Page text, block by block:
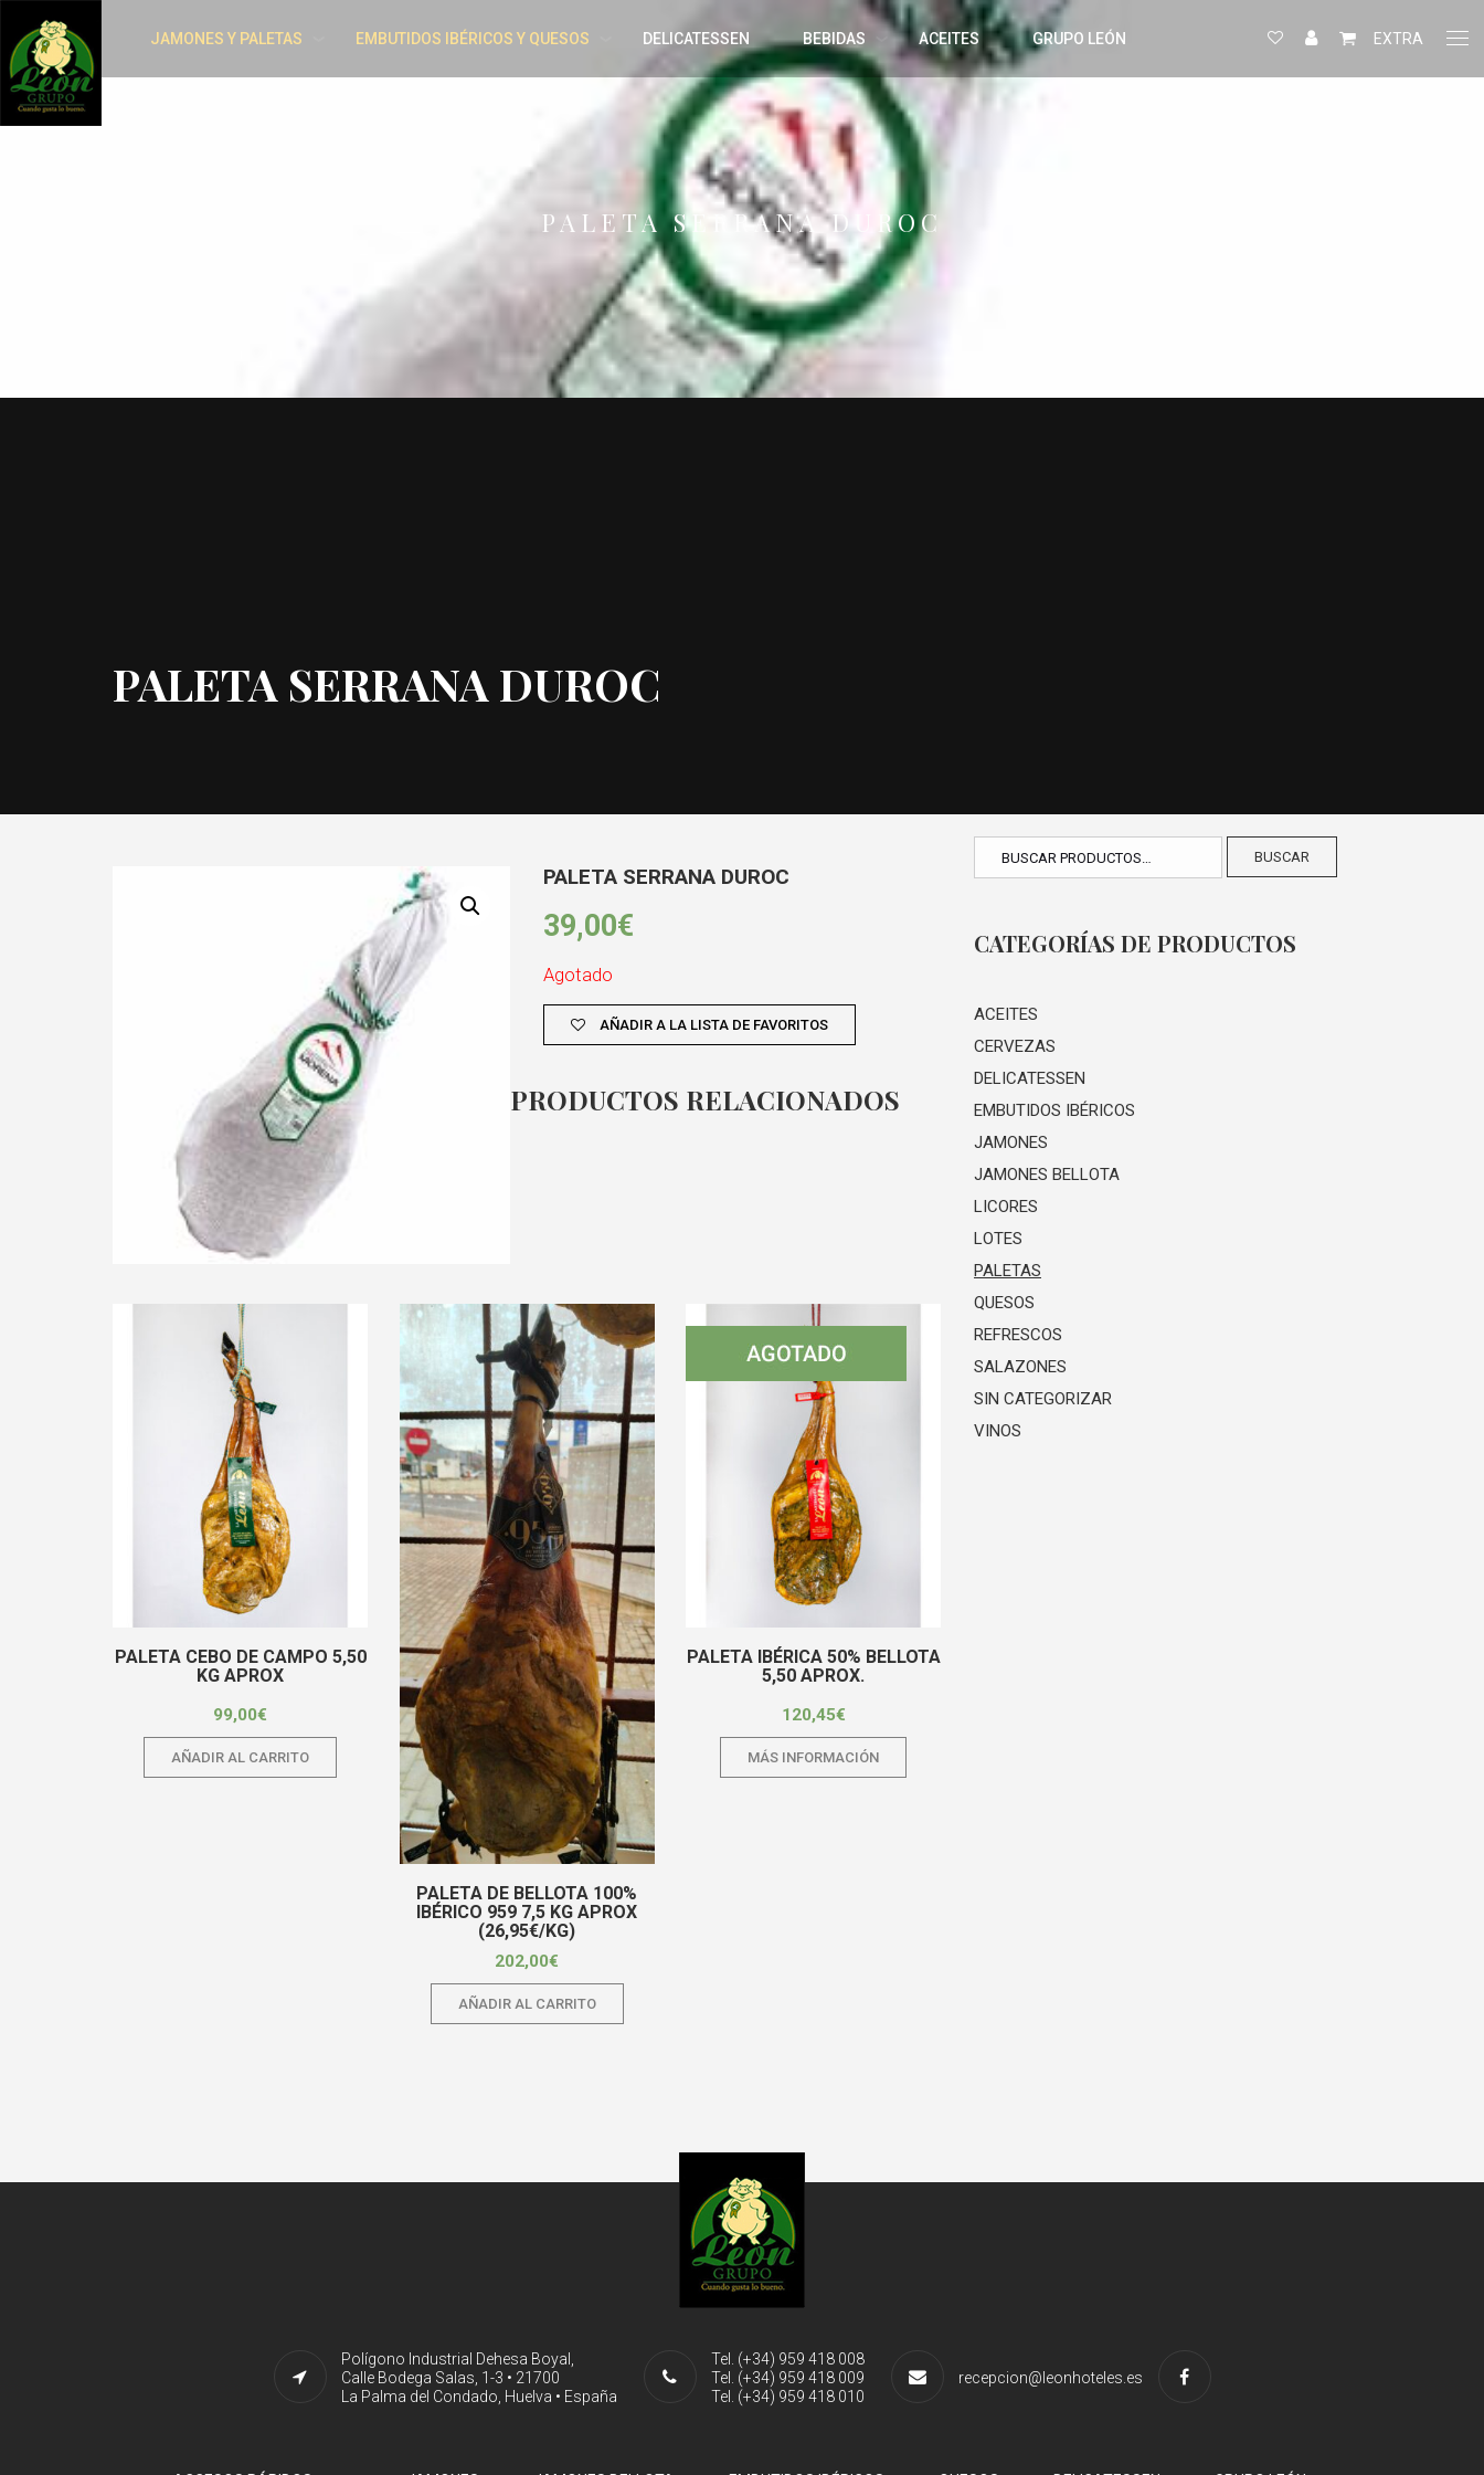
JAMONES Y PALETAS EMBUTIDOS IBÉRICOS Y QUESOS DELICATESSEN BEBIDAS ACEITES GRUPO LEÓN EXTRA
PALETA SERRANA DUROC
PALETA SERRANA DUROC
PALETA SERRANA DUROC
39,00€
Agotado
AÑADIR A LA LISTA DE FAVORITOS
PRODUCTOS RELACIONADOS
PALETA CEBO DE CAMPO 5,50
KG APROX
99,00€
AÑADIR AL CARRITO
PALETA DE BELLOTA 100%
IBÉRICO 959 7,5 KG APROX
(26,95€/KG)
202,00€
AÑADIR AL CARRITO
PALETA IBÉRICA 50% BELLOTA
5,50 APROX.
120,45€
MÁS INFORMACIÓN
BUSCAR
CATEGORÍAS DE PRODUCTOS
ACEITES
CERVEZAS
DELICATESSEN
EMBUTIDOS IBÉRICOS
JAMONES
JAMONES BELLOTA
LICORES
LOTES
PALETAS
QUESOS
REFRESCOS
SALAZONES
SIN CATEGORIZAR
VINOS
Polígono Industrial Dehesa Boyal,
Calle Bodega Salas, 1-3 • 21700
La Palma del Condado, Huelva • España
Tel. (+34) 959 418 008
Tel. (+34) 959 418 009
Tel. (+34) 959 418 010
recepcion@leonhoteles.es